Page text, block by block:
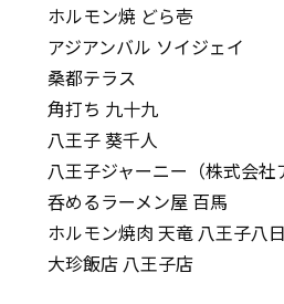
ホルモン焼 どら壱
アジアンバル ソイジェイ
桑都テラス
角打ち 九十九
八王子 葵千人
八王子ジャーニー（株式会社
呑めるラーメン屋 百馬
ホルモン焼肉 天竜 八王子八
大珍飯店 八王子店